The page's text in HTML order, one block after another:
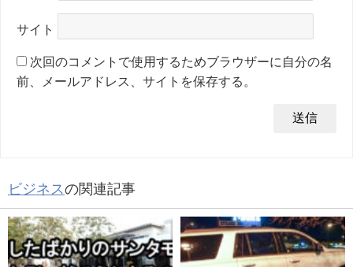
サイト
次回のコメントで使用するためブラウザーに自分の名
前、メールアドレス、サイトを保存する。
ビジネスの関連記事